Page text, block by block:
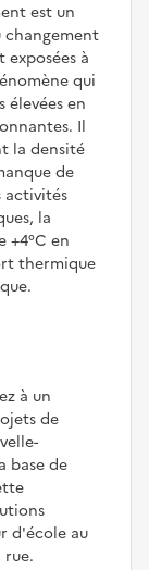
est un
à
qui
élevées en
Il
la densité
de
activités
la
+4°C en
thermique
à un
de
base de
d'école au